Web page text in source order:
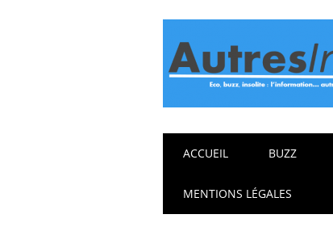
Main menu
ACCUEIL BUZZ
MENTIONS LÉGALES